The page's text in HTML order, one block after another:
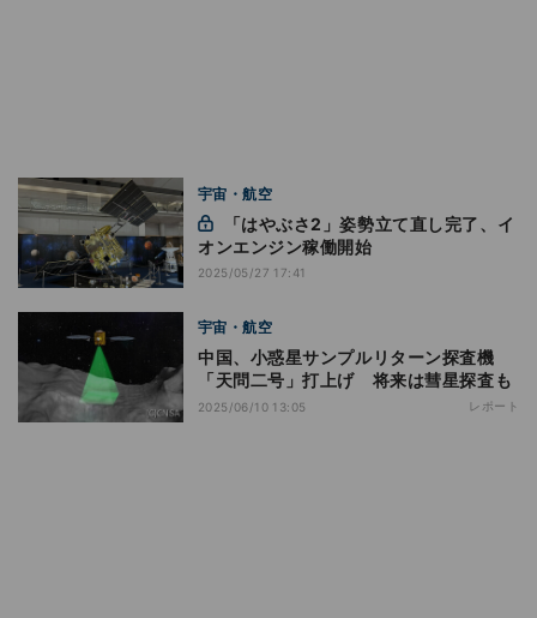
宇宙・航空
オンエンジン稼働開始
2025/05/27 17:41
宇宙・航空
中国、小惑星サンプルリターン探査機
「天問二号」打上げ 将来は彗星探査も
2025/06/10 13:05 レポート